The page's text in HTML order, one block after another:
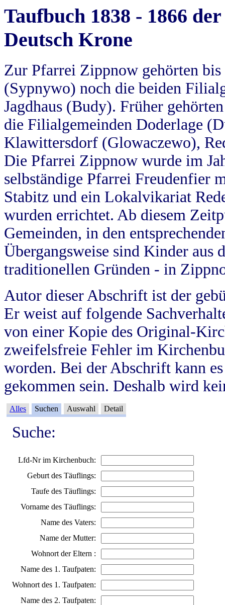
Taufbuch 1838 - 1866
Deutsch Krone
Zur Pfarrei Zippnow gehörten
(Sypnywo) noch die beiden
Jagdhaus (Budy). Früher
die Filialgemeinden Doderlage
Klawittersdorf (Glowaczewo),
Die Pfarrei Zippnow wurde im
selbständige Pfarrei Freudenfier
Stabitz und ein Lokalvikariat
wurden errichtet. Ab diesem
Gemeinden, in den
Übergangsweise sind Kinder aus
traditionellen Gründen - in
Autor dieser Abschrift ist der
Er weist auf folgende
von einer Kopie des Original-
zweifelsfreie Fehler im
worden. Bei der Abschrift kann
gekommen sein. Deshalb wird
Alles Suchen Auswahl Detail
Suche:
Lfd-Nr im Kirchenbuch:
Geburt des Täuflings:
Taufe des Täuflings:
Vorname des Täuflings:
Name des Vaters:
Name der Mutter:
Wohnort der Eltern :
Name des 1. Taufpaten:
Wohnort des 1. Taufpaten:
Name des 2. Taufpaten: